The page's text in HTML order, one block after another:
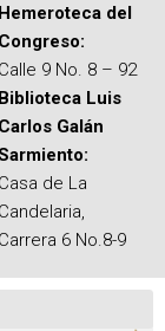
Hemeroteca del
Congreso:
Calle 9 No. 8 – 92
Biblioteca Luis
Carlos Galán
Casa de La
Candelaria,
Carrera 6 No.8-9